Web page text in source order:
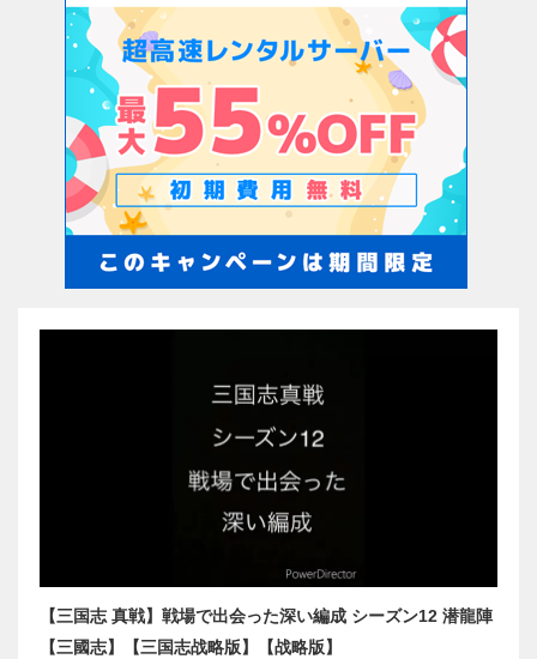
【三国志 真戦】戦場で出会った深い編成 シーズン12 潜龍陣
【三國志】【三国志战略版】【战略版】